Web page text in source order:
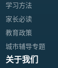
学习方法
家长必读
教育政策
城市辅导专题
关于我们